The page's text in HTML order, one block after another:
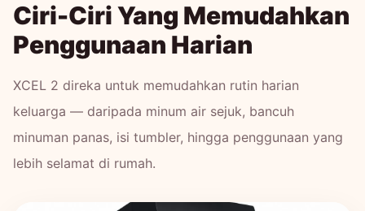
Ciri-Ciri Yang Memudahkan
Penggunaan Harian
XCEL 2 direka untuk memudahkan rutin harian
keluarga — daripada minum air sejuk, bancuh
minuman panas, isi tumbler, hingga penggunaan yang
lebih selamat di rumah.